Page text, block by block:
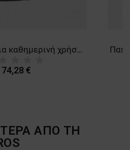
Παπούτσια για καθημερινή χρήση OIVIO FIT THE ESSENTIAL MAX O6 SR WHITE
74,28 €
ΑΠΟ ΤΗ